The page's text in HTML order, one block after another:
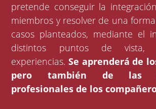
pretende conseguir la
miembros y resolver de una
casos planteados, mediante el
distintos puntos de vista,
experiencias.Se aprenderá de
pero también de las
profesionales de los